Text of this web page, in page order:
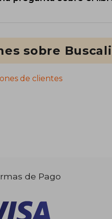
sobre
de clientes
de Pago